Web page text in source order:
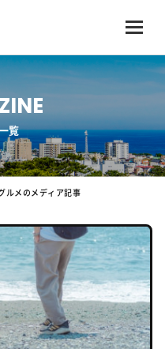
覧
ルメのメディア記事